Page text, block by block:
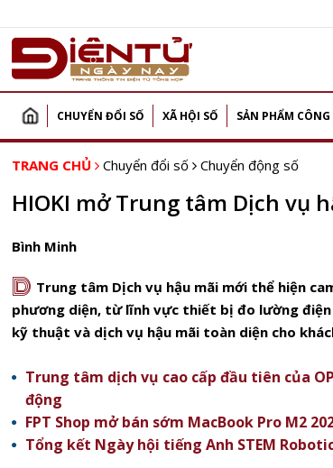
CHUYỂN ĐỔI SỐ XÃ HỘI SỐ SẢN PHẨM CÔNG
TRANG CHỦ Chuyển đổi số Chuyển động số
HIOKI mở Trung tâm Dịch vụ
Bình Minh
D Trung tâm Dịch vụ hậu mãi mới thể hiện
phương diện, từ lĩnh vực thiết bị đo lường
kỹ thuật và dịch vụ hậu mãi toàn diện cho
Trung tâm dịch vụ cao cấp đầu tiên của
động
FPT Shop mở bán sớm MacBook Pro M2
Tổng kết Ngày hội tiếng Anh STEM